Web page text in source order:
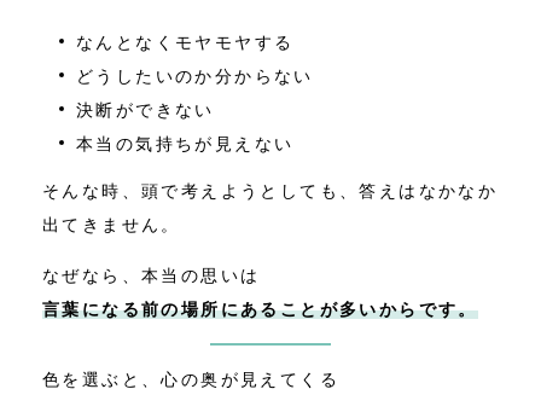
なんとなくモヤモヤする
どうしたいのか分からない
決断ができない
本当の気持ちが見えない
そんな時、頭で考えようとしても、答えはなかなか
出てきません。
なぜなら、本当の思いは
言葉になる前の場所にあることが多いからです。
色を選ぶと、心の奥が見えてくる